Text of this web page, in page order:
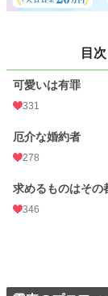
弟子入りを申し出たそ
理性で“かわいげ”を
理性崩壊系・文学ラブ
※他サイトにもタイト
お気に入り 331
目次
可愛いは有罪
331
厄介な婚約者
278
求めるものはその
346